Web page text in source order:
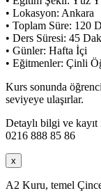
• Lokasyon: Ankara
• Toplam Süre: 120
• Ders Süresi: 45
• Günler: Hafta İçi
• Eğitmenler: Çinli
Kurs sonunda
seviyeye ulaşırlar.
Detaylı bilgi ve kayıt
0216 888 85 86
x
A2 Kuru, temel